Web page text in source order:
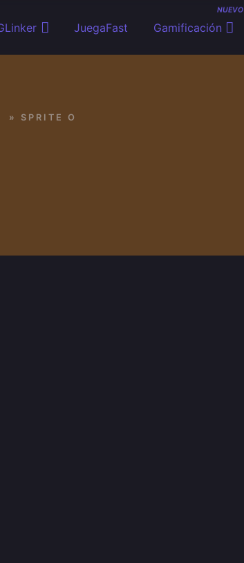
JuegaFast Gamificación
NUEVO
»
SPRITE O